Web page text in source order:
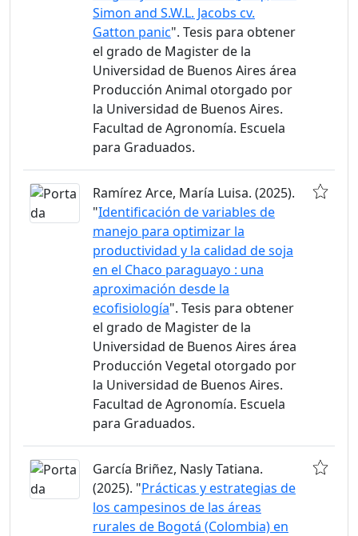
Simon and S.W.L. Jacobs cv.
Gatton panic". Tesis para obtener
el grado de Magister de la
Universidad de Buenos Aires área
Producción Animal otorgado por
la Universidad de Buenos Aires.
Facultad de Agronomía. Escuela
para Graduados.
Ramírez Arce, María Luisa. (2025).
"Identificación de variables de
manejo para optimizar la
productividad y la calidad de soja
en el Chaco paraguayo : una
aproximación desde la
ecofisiología". Tesis para obtener
el grado de Magister de la
Universidad de Buenos Aires área
Producción Vegetal otorgado por
la Universidad de Buenos Aires.
Facultad de Agronomía. Escuela
para Graduados.
García Briñez, Nasly Tatiana.
(2025). "Prácticas y estrategias de
los campesinos de las áreas
rurales de Bogotá (Colombia) en